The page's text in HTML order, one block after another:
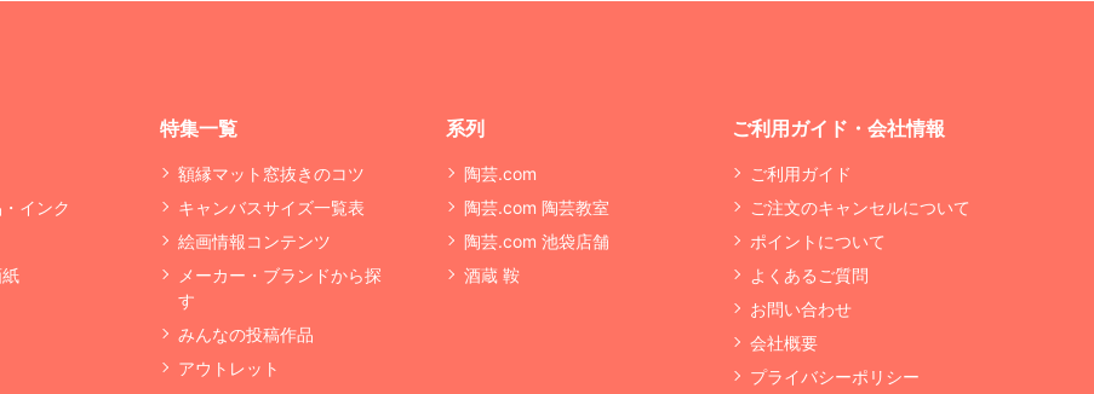
インク
特集一覧
額縁マット窓抜きのコツ
キャンバスサイズ一覧表
絵画情報コンテンツ
メーカー・ブランドから探
す
みんなの投稿作品
アウトレット
系列
陶芸.com
陶芸.com 陶芸教室
陶芸.com 池袋店舗
酒蔵 鞍
ご利用ガイド・会社情報
ご利用ガイド
ご注文のキャンセルについて
ポイントについて
よくあるご質問
お問い合わせ
会社概要
プライバシーポリシー